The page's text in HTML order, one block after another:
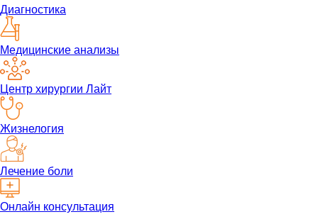
Диагностика
Медицинские анализы
Центр хирургии Лайт
Жизнелогия
Лечение боли
Онлайн консультация